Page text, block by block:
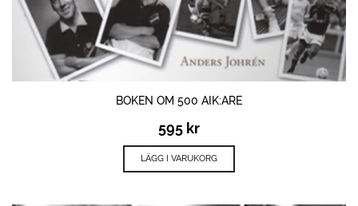
BOKEN OM 500 AIK:ARE
595 kr
LÄGG I VARUKORG